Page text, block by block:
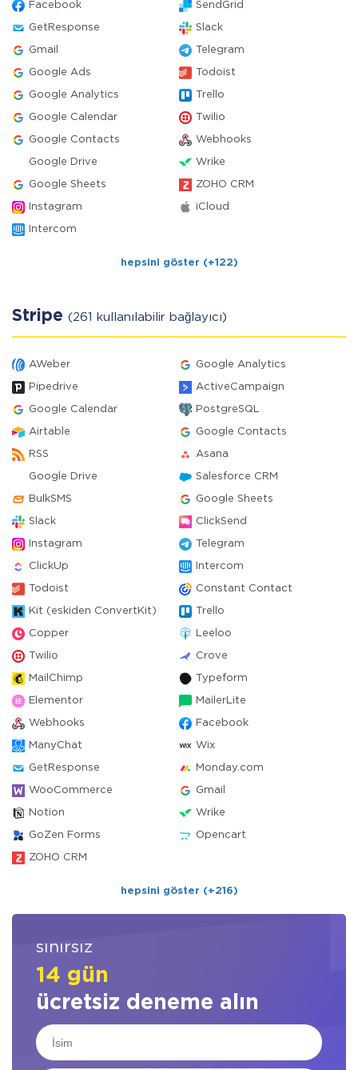
Facebook SendGrid
GetResponse Slack
Gmail Telegram
Google Ads Todoist
Google Analytics Trello
Google Calendar Twilio
Google Contacts Webhooks
Google Drive Wrike
Google Sheets ZOHO CRM
Instagram iCloud
Intercom
hepsini göster (+122)
Stripe (261 kullanılabilir bağlayıcı)
AWeber Google Analytics
Pipedrive ActiveCampaign
Google Calendar PostgreSQL
Airtable Google Contacts
RSS Asana
Google Drive Salesforce CRM
BulkSMS Google Sheets
Slack ClickSend
Instagram Telegram
ClickUp Intercom
Todoist Constant Contact
Kit (eskiden ConvertKit) Trello
Copper Leeloo
Twilio Crove
MailChimp Typeform
Elementor MailerLite
Webhooks Facebook
ManyChat Wix
GetResponse Monday.com
WooCommerce Gmail
Notion Wrike
GoZen Forms Opencart
ZOHO CRM
hepsini göster (+216)
sınırsız
14 gün
ücretsiz deneme alın